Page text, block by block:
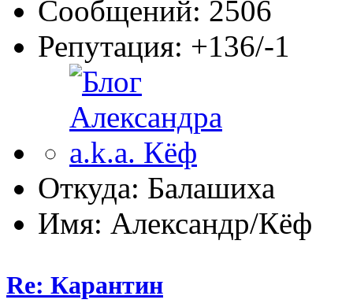
Сообщений: 2506
Репутация: +136/-1
Откуда: Балашиха
Имя: Александр/Кёф
Re: Карантин